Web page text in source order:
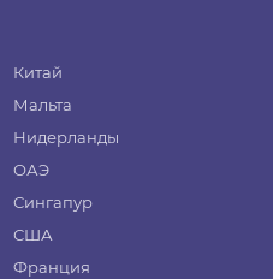
Китай
Мальта
Нидерланды
ОАЭ
Сингапур
США
Франция